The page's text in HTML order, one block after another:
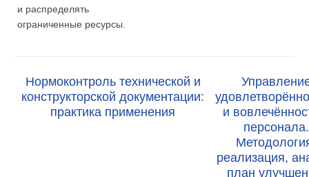
и распределять
ограниченные ресурсы.
Нормоконтроль технической и
конструкторской документации:
практика применения
и
персонала.
реализация,
план